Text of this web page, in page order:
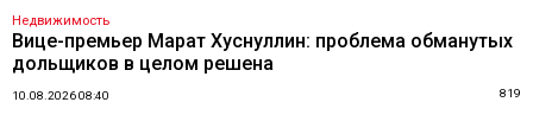
Недвижимость
Вице-премьер Марат Хуснуллин: проблема обманутых
дольщиков в целом решена
10.08.2026 08:40 819